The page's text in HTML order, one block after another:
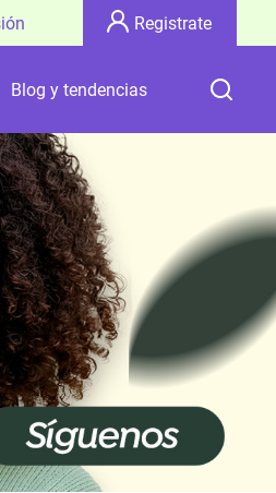
Registrate
Blog y tendencias